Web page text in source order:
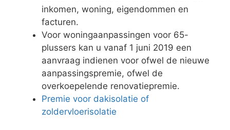
inkomen, woning, eigendommen en
facturen.
Voor woningaanpassingen voor 65-
plussers kan u vanaf 1 juni 2019 een
aanvraag indienen voor ofwel de nieuwe
aanpassingspremie, ofwel de
overkoepelende renovatiepremie.
Premie voor dakisolatie of
zoldervloerisolatie